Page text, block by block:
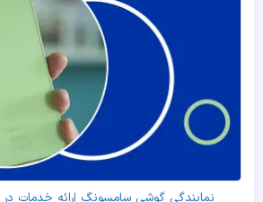
نمایندگی گوشی سامسونگ ارائه خدمات در